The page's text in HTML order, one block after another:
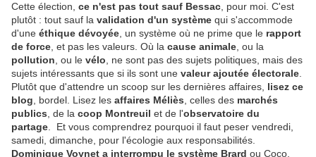
Cette élection, ce n'est pas tout sauf Bessac , pour moi. C'est
plutôt : tout sauf la validation d'un système qui s'accommode
d'une éthique dévoyée , un système où ne prime que le rapport
de force , et pas les valeurs. Où la cause animale , ou la
pollution , ou le vélo , ne sont pas des sujets politiques, mais des
sujets intéressants que si ils sont une valeur ajoutée électorale
Plutôt que d'attendre un scoop sur les dernières affaires, lisez ce
blog , bordel. Lisez les affaires Méliès , celles des marchés
publics , de la coop Montreuil et de l'observatoire du
partage . Et vous comprendrez pourquoi il faut peser vendredi,
samedi, dimanche, pour l'écologie aux responsabilités.
Dominique Voynet a interrompu le système Brard ou Coco,